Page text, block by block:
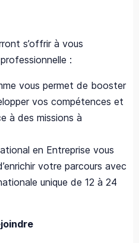
s’offrir à vous
:
vous permet de booster
vos compétences et
à des missions à
en Entreprise vous
votre parcours avec
unique de 12 à 24